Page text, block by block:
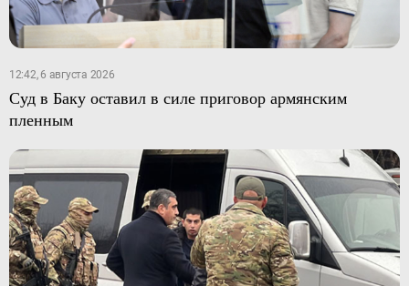
12:42, 6 августа 2026
Суд в Баку оставил в силе приговор армянским
пленным